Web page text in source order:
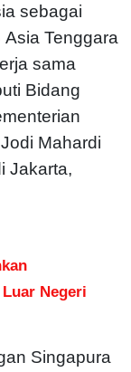
sebagai
Asia Tenggara
sama
Bidang
Mahardi
Jakarta,
Negeri
Singapura